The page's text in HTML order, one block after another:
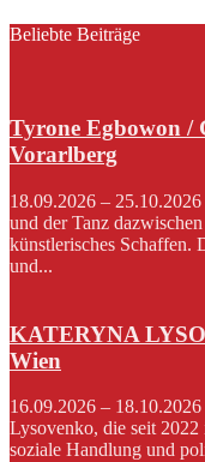
Beliebte Beiträge
Tyrone Egbowon /
Vorarlberg
18.09.2026 –
und der Tanz
künstlerisches Schaffen.
und...
KATERYNA
Wien
16.09.2026 –
Lysovenko, die seit
soziale Handlung und